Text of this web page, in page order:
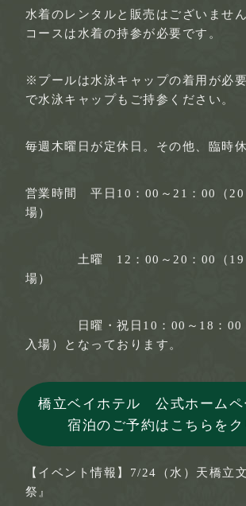
水着のレンタルと販売はございませ
コースは水着の持参が必要です。
※プールは水泳キャップの着用が必
で水泳キャップもご持参ください。
毎週木曜日が定休日。その他、臨時休
営業時間 平日10：00～21：00（20
場）
土曜 12：00～20：00（19：
場）
日曜・祝日10：00～18：00（
入場）となっております。
橋立ベイホテル 公式ホームペ
宿泊のご予約はこちらをク
【イベント情報】7/24（水）天橋立
祭』